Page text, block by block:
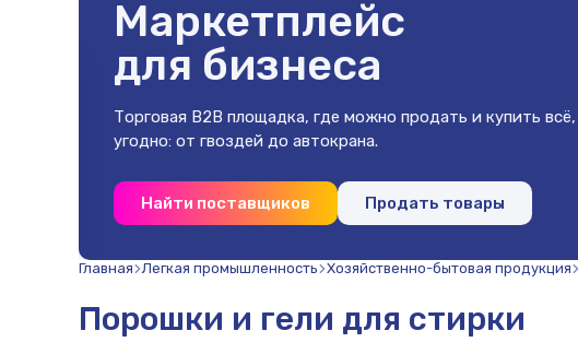
Маркетплейс
для бизнеса
Торговая B2B площадка, где можно продать и купить
угодно: от гвоздей до автокрана.
Найти поставщиков Продать товары
Главная Легкая промышленность Хозяйственно-бытовая продукция
Порошки и гели для стирки